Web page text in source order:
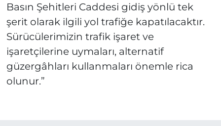
Basın Şehitleri Caddesi gidiş yönlü tek
şerit olarak ilgili yol trafiğe kapatılacaktır.
Sürücülerimizin trafik işaret ve
işaretçilerine uymaları, alternatif
güzergâhları kullanmaları önemle rica
olunur.”